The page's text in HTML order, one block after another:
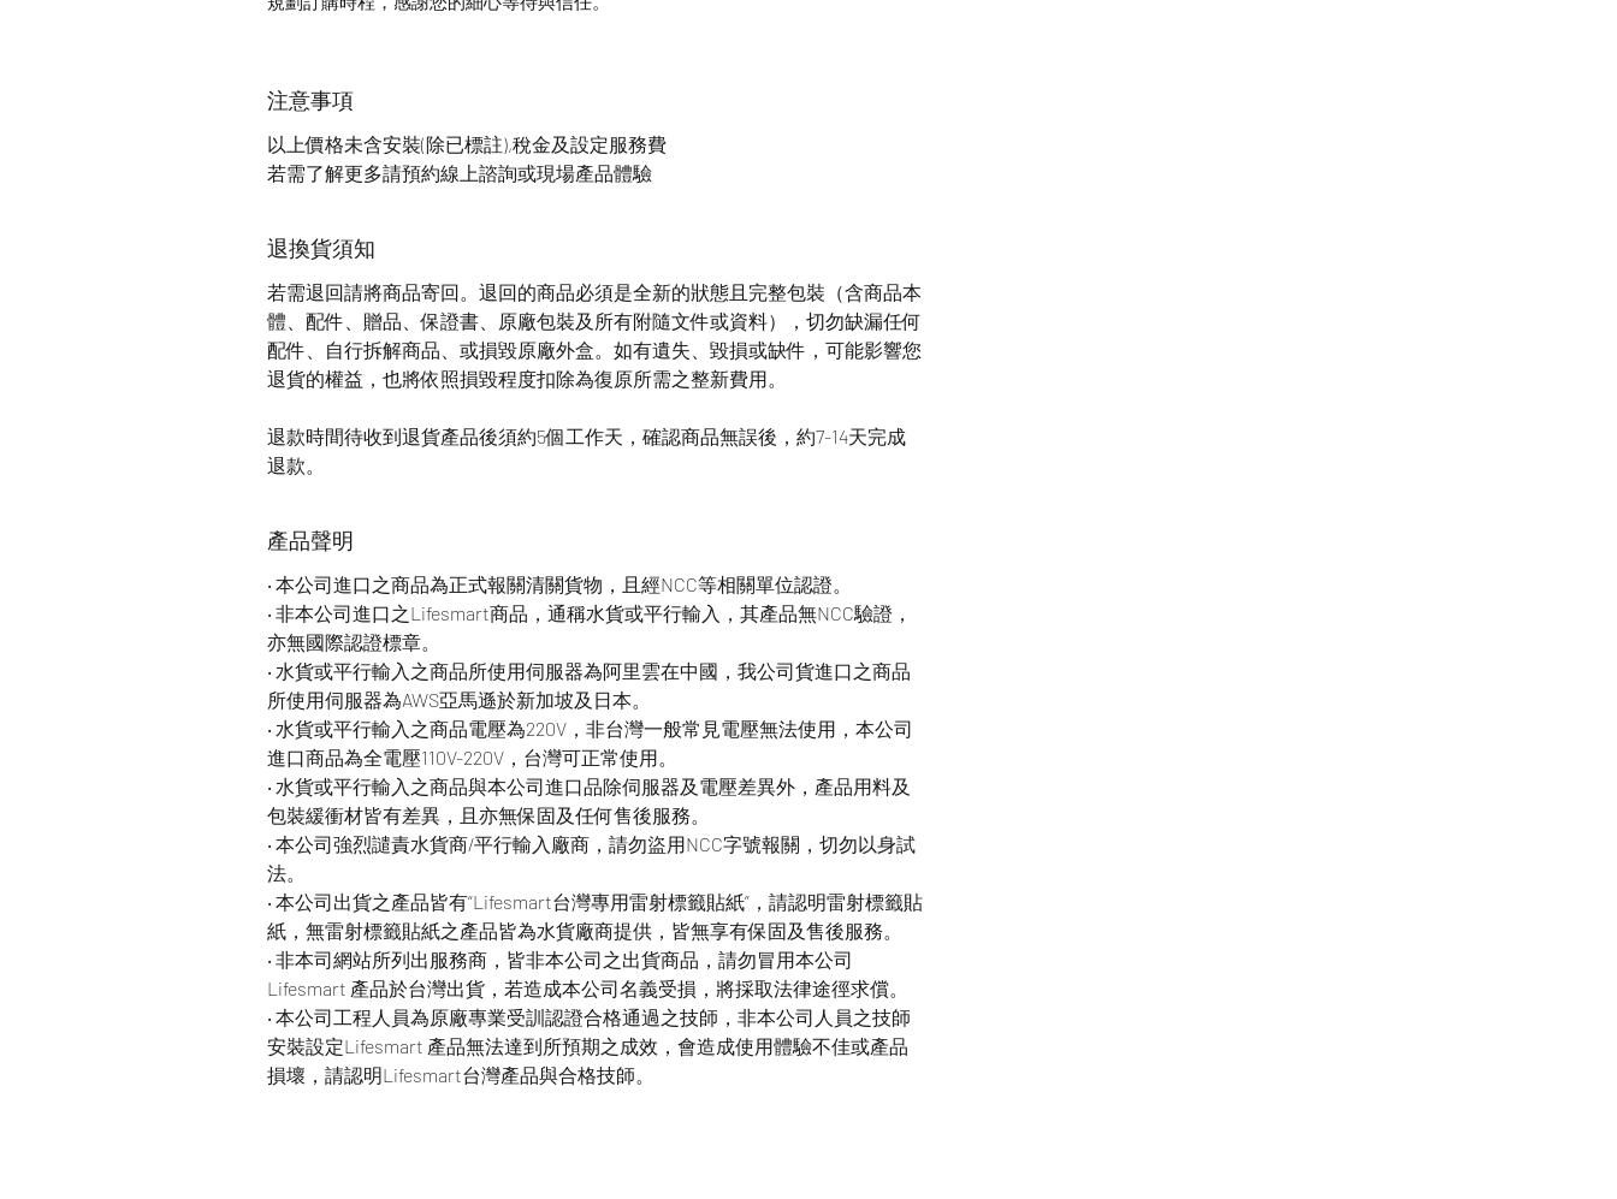
注意事項
以上價格未含安裝(除已標註),稅金及設定服務費
若需了解更多請預約線上諮詢或現場產品體驗
退換貨須知
若需退回請將商品寄回。退回的商品必須是全新的狀態且完整包裝（含商品本
體、配件、贈品、保證書、原廠包裝及所有附隨文件或資料），切勿缺漏任何
配件、自行拆解商品、或損毀原廠外盒。如有遺失、毀損或缺件，可能影響您
退貨的權益，也將依照損毀程度扣除為復原所需之整新費用。
退款時間待收到退貨產品後須約5個工作天，確認商品無誤後，約7-14天完成
退款。
產品聲明
‧ 本公司進口之商品為正式報關清關貨物，且經NCC等相關單位認證。
‧ 非本公司進口之Lifesmart商品，通稱水貨或平行輸入，其產品無NCC驗證，
亦無國際認證標章。
‧ 水貨或平行輸入之商品所使用伺服器為阿里雲在中國，我公司貨進口之商品
所使用伺服器為AWS亞馬遜於新加坡及日本。
‧ 水貨或平行輸入之商品電壓為220V，非台灣一般常見電壓無法使用，本公司
進口商品為全電壓110V-220V，台灣可正常使用。
‧ 水貨或平行輸入之商品與本公司進口品除伺服器及電壓差異外，產品用料及
包裝緩衝材皆有差異，且亦無保固及任何售後服務。
‧ 本公司強烈譴責水貨商/平行輸入廠商，請勿盜用NCC字號報關，切勿以身試
法。
‧ 本公司出貨之產品皆有“Lifesmart台灣專用雷射標籤貼紙”，請認明雷射標籤貼
紙，無雷射標籤貼紙之產品皆為水貨廠商提供，皆無享有保固及售後服務。
‧ 非本司網站所列出服務商，皆非本公司之出貨商品，請勿冒用本公司
Lifesmart 產品於台灣出貨，若造成本公司名義受損，將採取法律途徑求償。
‧ 本公司工程人員為原廠專業受訓認證合格通過之技師，非本公司人員之技師
安裝設定Lifesmart 產品無法達到所預期之成效，會造成使用體驗不佳或產品
損壞，請認明Lifesmart台灣產品與合格技師。